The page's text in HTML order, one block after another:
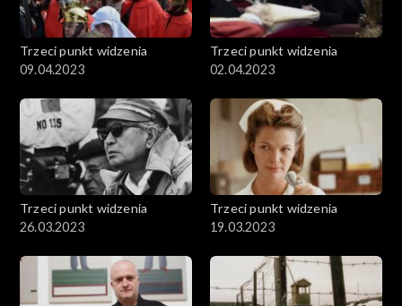
Trzeci punkt widzenia
09.04.2023
Trzeci punkt widzenia
02.04.2023
Trzeci punkt widzenia
26.03.2023
Trzeci punkt widzenia
19.03.2023